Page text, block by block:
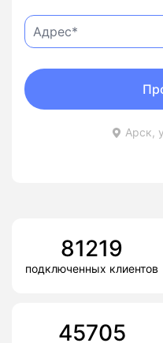
Арск,
81219
подключенных клиентов
45705